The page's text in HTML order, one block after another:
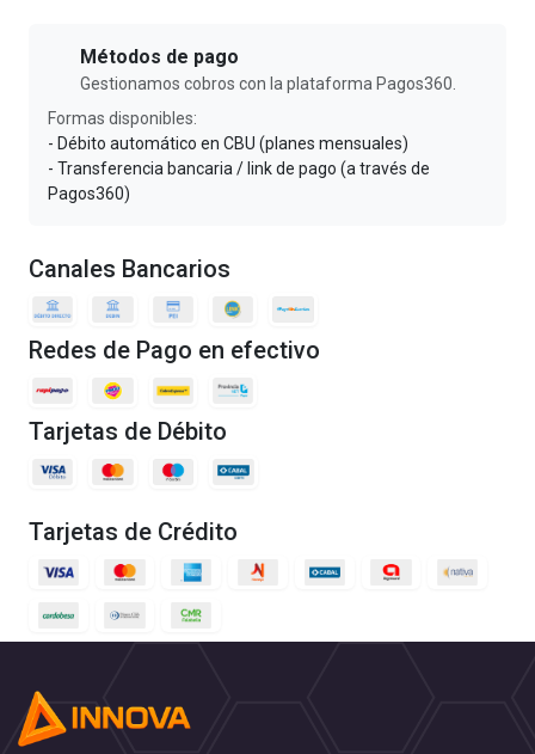
Métodos de pago
Gestionamos cobros con la plataforma Pagos360.
Formas disponibles:
- Débito automático en CBU (planes mensuales)
- Transferencia bancaria / link de pago (a través de
Pagos360)
Canales Bancarios
Redes de Pago en efectivo
Tarjetas de Débito
Tarjetas de Crédito